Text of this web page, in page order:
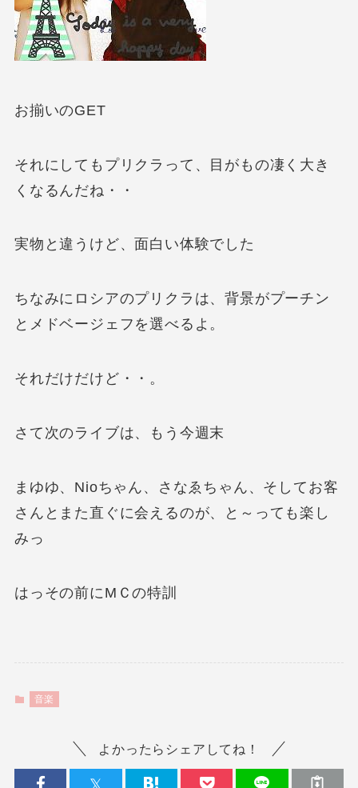
お揃いのGET
それにしてもプリクラって、目がもの凄く大き
くなるんだね・・
実物と違うけど、面白い体験でした
ちなみにロシアのプリクラは、背景がプーチン
とメドベージェフを選べるよ。
それだけだけど・・。
さて次のライブは、もう今週末
まゆゆ、Nioちゃん、さなゑちゃん、そしてお客
さんとまた直ぐに会えるのが、と～っても楽し
みっ
はっその前にМＣの特訓
音楽
よかったらシェアしてね！